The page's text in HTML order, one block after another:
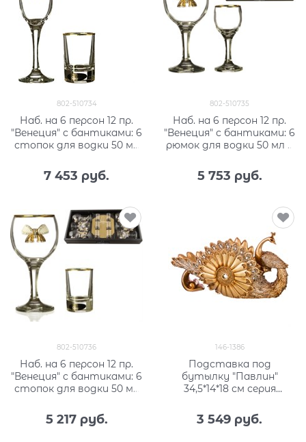
802-510734
Наб. на 6 персон 12 пр.
"Венеция" с бантиками: 6
стопок для водки 50 мл
мл
7 453 руб.
802-510735
Наб. на 6 персон 12 пр.
"Венеция" с бантиками: 6
рюмок для водки 50 мл +
мл
5 753 руб.
802-510736
Наб. на 6 персон 12 пр.
"Венеция" с бантиками: 6
стопок для водки 50 мл
мл
5 217 руб.
146-1386
Подставка под
бутылку "Павлин"
34,5*14*18 см серия
3 549 руб.